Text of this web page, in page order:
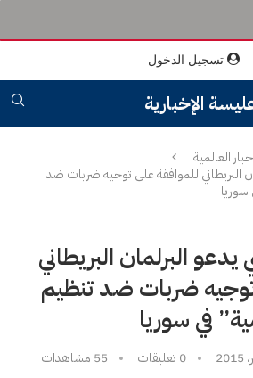
تسجيل الدخول
الإخبارية
العالمية
البريطاني للموافقة على توجيه ضربات ضد
سوريا
البرلمان البريطاني
ضربات ضد تنظيم
في سوريا
0 تعليقات 55 مشاهدات